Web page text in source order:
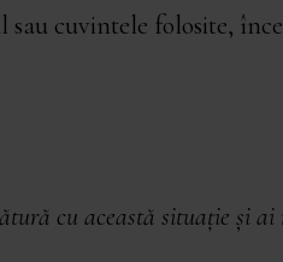
sau cuvintele folosite,
cu această situație și ai